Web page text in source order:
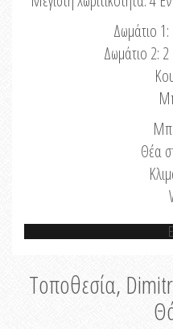
Δωμάτιο
Δωμάτιο 2:
Θέα
Τοποθεσία,